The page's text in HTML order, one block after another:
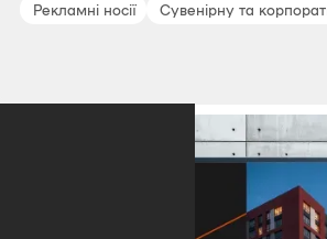
Рекламні носії
Сувенірну та